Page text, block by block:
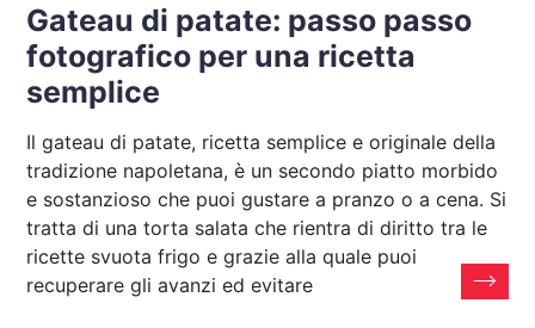
Gateau di patate: passo passo
fotografico per una ricetta
semplice
Il gateau di patate, ricetta semplice e originale della
tradizione napoletana, è un secondo piatto morbido
e sostanzioso che puoi gustare a pranzo o a cena. Si
tratta di una torta salata che rientra di diritto tra le
ricette svuota frigo e grazie alla quale puoi
recuperare gli avanzi ed evitare